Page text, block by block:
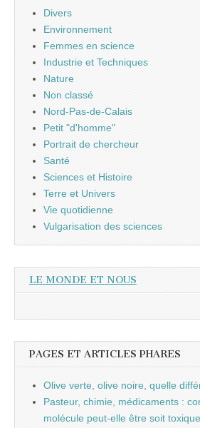
Divers
Environnement
Femmes en science
Industrie et Techniques
Nature
Non classé
Nord-Pas-de-Calais
Petit "d'homme"
Portrait de chercheur
Santé
Sciences et Histoire
Terre et Univers
Vie quotidienne
Vulgarisation des sciences
LE MONDE ET NOUS
PAGES ET ARTICLES PHARES
Olive verte, olive noire, quelle
Pasteur, chimie, médicaments :
molécule peut-elle être soit